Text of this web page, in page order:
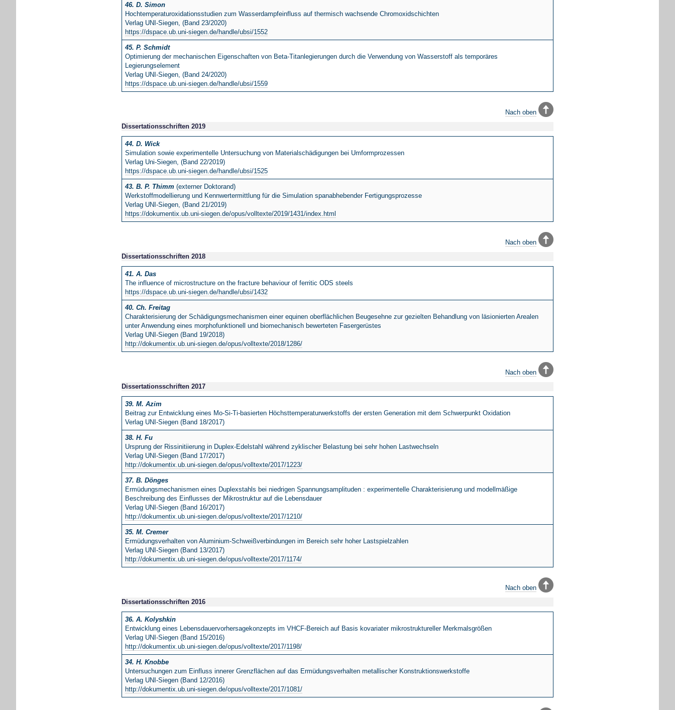
46. D. Simon
Hochtemperaturoxidationsstudien zum Wasserdampfeinfluss auf thermisch wachsende Chromoxidschichten
Verlag UNI-Siegen, (Band 23/2020)
https://dspace.ub.uni-siegen.de/handle/ubsi/1552
45. P. Schmidt
Optimierung der mechanischen Eigenschaften von Beta-Titanlegierungen durch die Verwendung von Wasserstoff als temporäres
Legierungselement
Verlag UNI-Siegen, (Band 24/2020)
https://dspace.ub.uni-siegen.de/handle/ubsi/1559
Nach oben
Dissertationsschriften 2019
44. D. Wick
Simulation sowie experimentelle Untersuchung von Materialschädigungen bei Umformprozessen
Verlag Uni-Siegen, (Band 22/2019)
https://dspace.ub.uni-siegen.de/handle/ubsi/1525
43. B. P. Thimm (externer Doktorand)
Werkstoffmodellierung und Kennwertermittlung für die Simulation spanabhebender Fertigungsprozesse
Verlag UNI-Siegen, (Band 21/2019)
https://dokumentix.ub.uni-siegen.de/opus/volltexte/2019/1431/index.html
Nach oben
Dissertationsschriften 2018
41. A. Das
The influence of microstructure on the fracture behaviour of ferritic ODS steels
https://dspace.ub.uni-siegen.de/handle/ubsi/1432
40. Ch. Freitag
Charakterisierung der Schädigungsmechanismen einer equinen oberflächlichen Beugesehne zur gezielten Behandlung von läsionierten Arealen
unter Anwendung eines morphofunktionell und biomechanisch bewerteten Fasergerüstes
Verlag UNI-Siegen (Band 19/2018)
http://dokumentix.ub.uni-siegen.de/opus/volltexte/2018/1286/
Nach oben
Dissertationsschriften 2017
39. M. Azim
Beitrag zur Entwicklung eines Mo-Si-Ti-basierten Höchsttemperaturwerkstoffs der ersten Generation mit dem Schwerpunkt Oxidation
Verlag UNI-Siegen (Band 18/2017)
38. H. Fu
Ursprung der Rissinitiierung in Duplex-Edelstahl während zyklischer Belastung bei sehr hohen Lastwechseln
Verlag UNI-Siegen (Band 17/2017)
http://dokumentix.ub.uni-siegen.de/opus/volltexte/2017/1223/
37. B. Dönges
Ermüdungsmechanismen eines Duplexstahls bei niedrigen Spannungsamplituden : experimentelle Charakterisierung und modellmäßige
Beschreibung des Einflusses der Mikrostruktur auf die Lebensdauer
Verlag UNI-Siegen (Band 16/2017)
http://dokumentix.ub.uni-siegen.de/opus/volltexte/2017/1210/
35. M. Cremer
Ermüdungsverhalten von Aluminium-Schweißverbindungen im Bereich sehr hoher Lastspielzahlen
Verlag UNI-Siegen (Band 13/2017)
http://dokumentix.ub.uni-siegen.de/opus/volltexte/2017/1174/
Nach oben
Dissertationsschriften 2016
36. A. Kolyshkin
Entwicklung eines Lebensdauervorhersagekonzepts im VHCF-Bereich auf Basis kovariater mikrostruktureller Merkmalsgrößen
Verlag UNI-Siegen (Band 15/2016)
http://dokumentix.ub.uni-siegen.de/opus/volltexte/2017/1198/
34. H. Knobbe
Untersuchungen zum Einfluss innerer Grenzflächen auf das Ermüdungsverhalten metallischer Konstruktionswerkstoffe
Verlag UNI-Siegen (Band 12/2016)
http://dokumentix.ub.uni-siegen.de/opus/volltexte/2017/1081/